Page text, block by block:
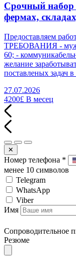
Срочный набор
фермах,
Предоставляем
ТРЕБОВАНИЯ -
60; -
желание
поставленых задач
27.07.2026
4200£ В месец
✕
Номер телефона *
менее 10 символов
Telegram
WhatsApp
Viber
Имя
Сопроводительное
Резюме